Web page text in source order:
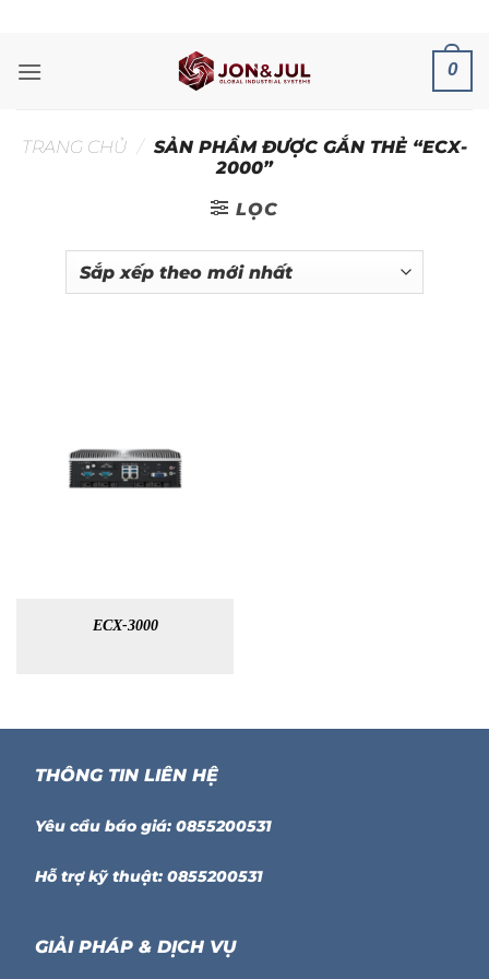
nội
0
TRANG CHỦ / SẢN PHẨM ĐƯỢC GẮN THẺ “ECX-
2000”
LỌC
ECX-3000
THÔNG TIN LIÊN HỆ
Yêu cầu báo giá: 0855200531
Hỗ trợ kỹ thuật: 0855200531
GIẢI PHÁP & DỊCH VỤ